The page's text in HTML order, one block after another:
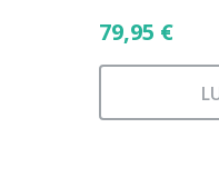
79,95 €